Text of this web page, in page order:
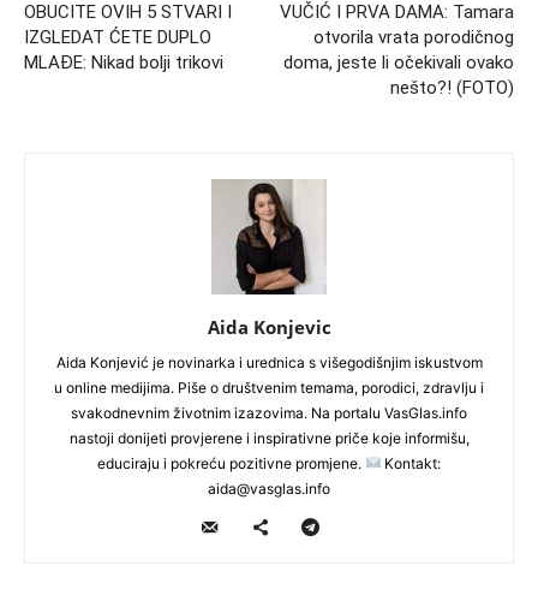
OBUCITE OVIH 5 STVARI I
IZGLEDAT ĆETE DUPLO
MLAĐE: Nikad bolji trikovi
VUČIĆ I PRVA DAMA: Tamara
otvorila vrata porodičnog
doma, jeste li očekivali ovako
nešto?! (FOTO)
Aida Konjevic
Aida Konjević je novinarka i urednica s višegodišnjim iskustvom
u online medijima. Piše o društvenim temama, porodici, zdravlju i
svakodnevnim životnim izazovima. Na portalu VasGlas.info
nastoji donijeti provjerene i inspirativne priče koje informišu,
educiraju i pokreću pozitivne promjene.
Kontakt:
aida@vasglas.info